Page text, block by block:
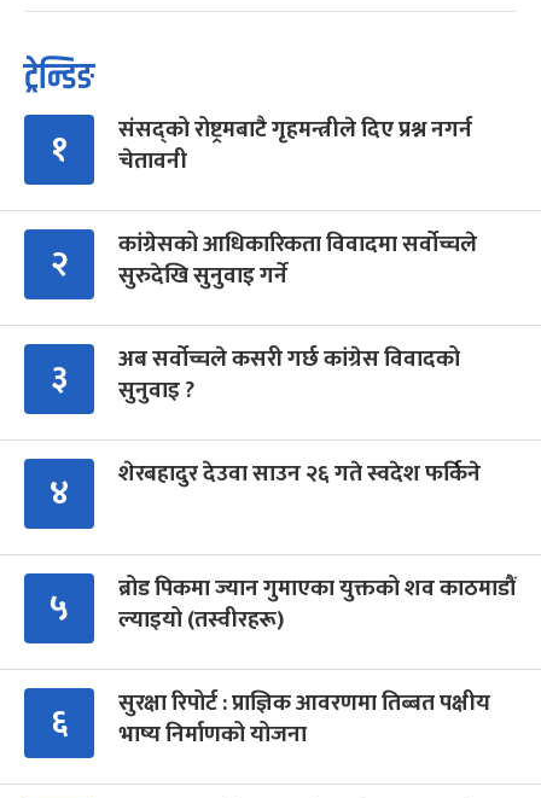
ट्रेन्डिङ
१
संसद्को रोष्ट्रमबाटै गृहमन्त्रीले दिए प्रश्न नगर्न
चेतावनी
२
कांग्रेसको आधिकारिकता विवादमा सर्वोच्चले
सुरुदेखि सुनुवाइ गर्ने
३
अब सर्वोच्चले कसरी गर्छ कांग्रेस विवादको
सुनुवाइ ?
४ शेरबहादुर देउवा साउन २६ गते स्वदेश फर्किने
५
ब्रोड पिकमा ज्यान गुमाएका युक्तको शव काठमाडौं
ल्याइयो (तस्वीरहरू)
६
सुरक्षा रिपोर्ट : प्राज्ञिक आवरणमा तिब्बत पक्षीय
भाष्य निर्माणको योजना